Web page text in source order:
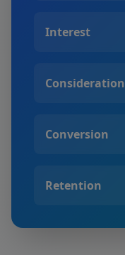
Interest
Consideration
Conversion
Retention